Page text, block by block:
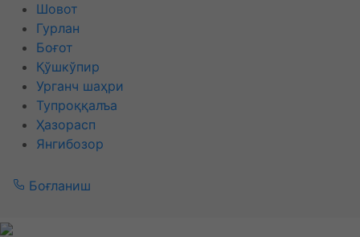
Шовот
Гурлан
Боғот
Қўшкўпир
Урганч шаҳри
Тупроққалъа
Ҳазорасп
Янгибозор
Боғланиш